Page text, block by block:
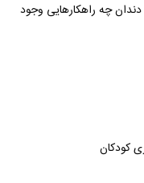
چه راهکارهایی وجود
کودکان